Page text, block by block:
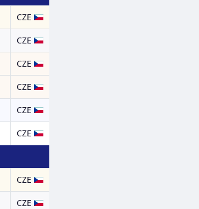
CZE
CZE
CZE
CZE
CZE
CZE
CZE
CZE